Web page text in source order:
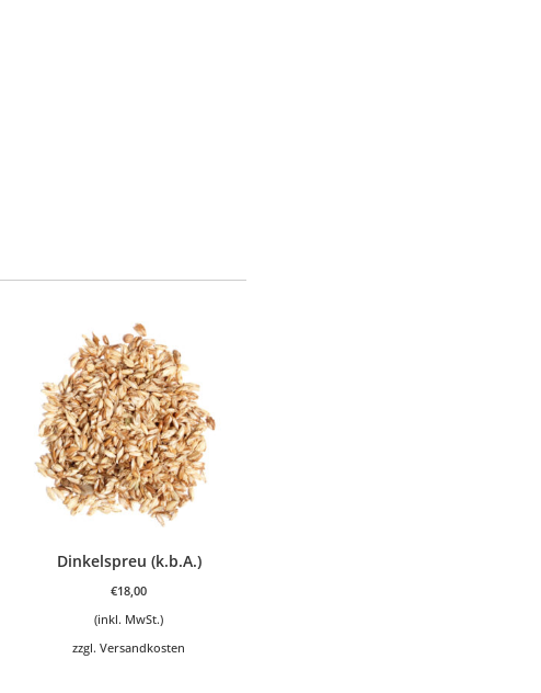
Dinkelspreu (k.b.A.)
€18,00
(inkl. MwSt.)
zzgl.Versandkosten